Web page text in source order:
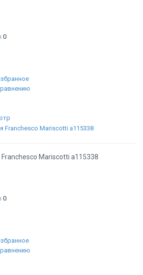
0
Mariscotti а115338
0